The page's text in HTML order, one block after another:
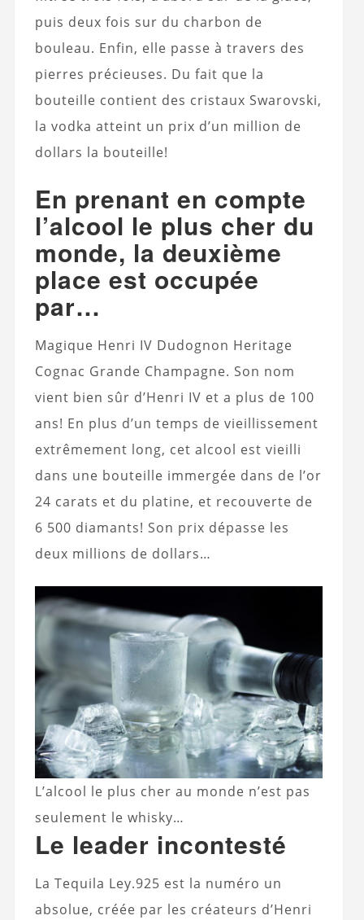
puis deux fois sur du charbon de
bouleau. Enfin, elle passe à travers des
pierres précieuses. Du fait que la
bouteille contient des cristaux Swarovski,
la vodka atteint un prix d’un million de
dollars la bouteille!
En prenant en compte
l’alcool le plus cher du
monde, la deuxième
place est occupée
par…
Magique Henri IV Dudognon Heritage
Cognac Grande Champagne. Son nom
vient bien sûr d’Henri IV et a plus de 100
ans! En plus d’un temps de vieillissement
extrêmement long, cet alcool est vieilli
dans une bouteille immergée dans de l’or
24 carats et du platine, et recouverte de
6 500 diamants! Son prix dépasse les
deux millions de dollars…
L’alcool le plus cher au monde n’est pas
seulement le whisky…
Le leader incontesté
La Tequila Ley.925 est la numéro un
absolue, créée par les créateurs d’Henri